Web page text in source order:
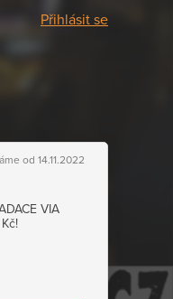
Přihlásit se
od 14.11.2022
VIA